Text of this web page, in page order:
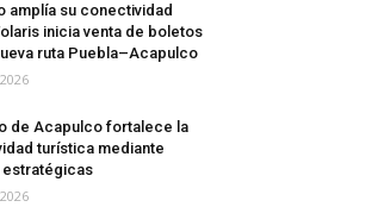
amplía su conectividad
inicia venta de boletos
ruta Puebla–Acapulco
de Acapulco fortalece la
turística mediante
estratégicas